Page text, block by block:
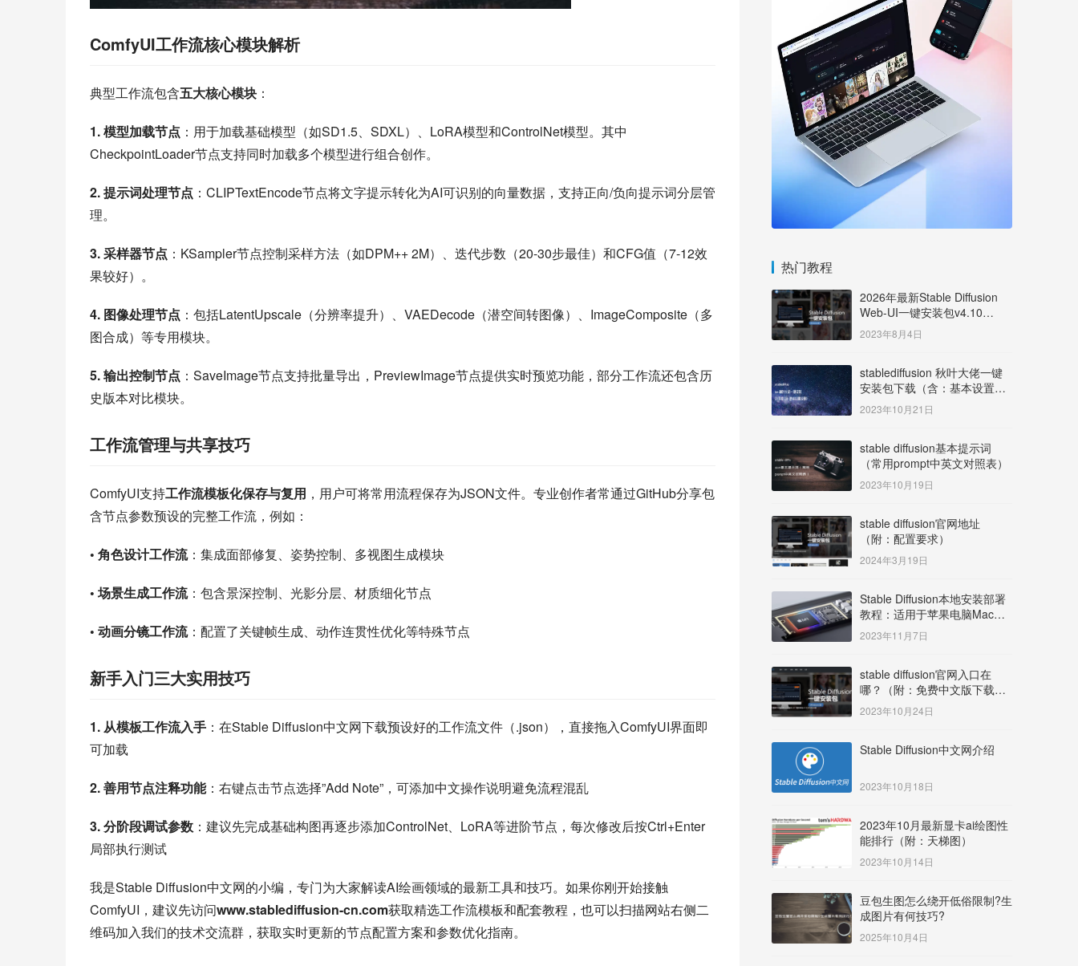
ComfyUI工作流核心模块解析
典型工作流包含五大核心模块 ：
1. 模型加载节点 ：用于加载基础模型（如SD1.5、SDXL）、LoRA模型和ControlNet模型。其中
CheckpointLoader节点支持同时加载多个模型进行组合创作。
2. 提示词处理节点 ：CLIPTextEncode节点将文字提示转化为AI可识别的向量数据，支持正向/负向提示词分层管
理。
3. 采样器节点 ：KSampler节点控制采样方法（如DPM++ 2M）、迭代步数（20-30步最佳）和CFG值（7-12效
果较好）。
4. 图像处理节点 ：包括LatentUpscale（分辨率提升）、VAEDecode（潜空间转图像）、ImageComposite（多
图合成）等专用模块。
5. 输出控制节点 ：SaveImage节点支持批量导出，PreviewImage节点提供实时预览功能，部分工作流还包含历
史版本对比模块。
工作流管理与共享技巧
ComfyUI支持工作流模板化保存与复用 ，用户可将常用流程保存为JSON文件。专业创作者常通过GitHub分享包
含节点参数预设的完整工作流，例如：
• 角色设计工作流：集成面部修复、姿势控制、多视图生成模块
• 场景生成工作流：包含景深控制、光影分层、材质细化节点
• 动画分镜工作流：配置了关键帧生成、动作连贯性优化等特殊节点
新手入门三大实用技巧
1. 从模板工作流入手 ：在Stable Diffusion中文网下载预设好的工作流文件（.json），直接拖入ComfyUI界面即
可加载
2. 善用节点注释功能：右键点击节点选择”Add Note”，可添加中文操作说明避免流程混乱
3. 分阶段调试参数 ：建议先完成基础构图再逐步添加ControlNet、LoRA等进阶节点，每次修改后按Ctrl+Enter
局部执行测试
我是Stable Diffusion中文网的小编，专门为大家解读AI绘画领域的最新工具和技巧。如果你刚开始接触
ComfyUI，建议先访问www.stablediffusion-cn.com获取精选工作流模板和配套教程，也可以扫描网站右侧二
维码加入我们的技术交流群，获取实时更新的节点配置方案和参数优化指南。
热门教程
2026年最新Stable Diffusion
Web-UI一键安装包v4.10
Windows版【支持50系显卡】
2023年8月4日
stablediffusion 秋叶大佬一键
安装包下载（含：基本设置说
明）
2023年10月21日
stable diffusion基本提示词
（常用prompt中英文对照表）
2023年10月19日
stable diffusion官网地址
（附：配置要求）
2024年3月19日
Stable Diffusion本地安装部署
教程：适用于苹果电脑Mac
OS系统M系列芯片：
MacBook/iMac等
2023年11月7日
stable diffusion官网入口在
哪？（附：免费中文版下载安
装教程）
2023年10月24日
Stable Diffusion中文网介绍
2023年10月18日
2023年10月最新显卡ai绘图性
能排行（附：天梯图）
2023年10月14日
豆包生图怎么绕开低俗限制?生
成图片有何技巧?
2025年10月4日